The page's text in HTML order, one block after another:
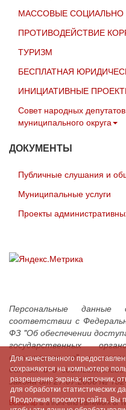
МАССОВЫЕ СОЦИАЛЬНО
ПРОТИВОДЕЙСТВИЕ
ТУРИЗМ
БЕСПЛАТНАЯ
ИНИЦИАТИВНЫЕ
Совет народных депутатов
муниципального округа
ДОКУМЕНТЫ
Публичные слушания и
Муниципальные услуги
Проекты
Персональные
соответствии с
ФЗ "Об обеспечении
государственных
самоуправления" с
данных и в
закона от 27.07.2006 №
Bootstrapis a front-end framework of
Для качественного
сохраняются на компьютере
разрешение экрана; источник,
для обработки статистических
Продолжая просмотр сайта, Вы